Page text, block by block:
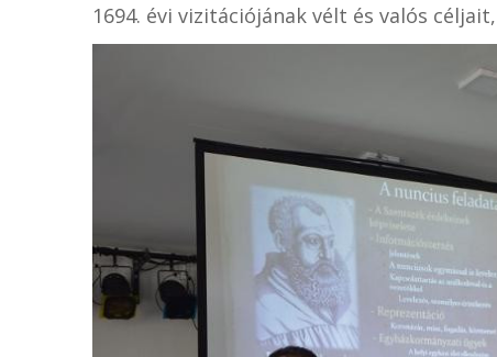
1694. évi vizitációjának vélt és valós